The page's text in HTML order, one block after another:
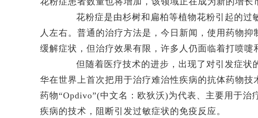
花粉症是由杉树和扁柏等植物花粉引起的过
人左右。普通的治疗方法是，今日新闻，使用药物
缓解症状，但治疗效果有限，许多人仍面临着打喷嚏
但随着医疗技术的进步，出现了对引发症状
华在世界上首次把用于治疗难治性疾病的抗体药物
药物“Opdivo”(中文名：欧狄沃)为代表、主要用于治
疾病的技术，阻断引发过敏症状的免疫反应。